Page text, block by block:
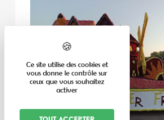
Ce site utilise des cookies et
vous donne le contrôle sur
ceux que vous souhaitez
activer